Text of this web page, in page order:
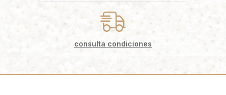
consulta condiciones